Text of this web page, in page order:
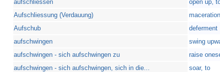
aufschliessen
open up,
Aufschliessung (Verdauung)
Aufschub
deferment
aufschwingen
swing
aufschwingen - sich aufschwingen zu
raise
aufschwingen - sich aufschwingen, sich in die...
soar, to